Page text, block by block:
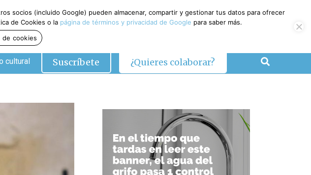
cultural Suscríbete ¿Quieres colaborar?
socios (incluido Google) pueden almacenar, compartir y gestionar tus datos para ofrecer
de Cookies o la página de términos y privacidad de Google para saber más.
de cookies